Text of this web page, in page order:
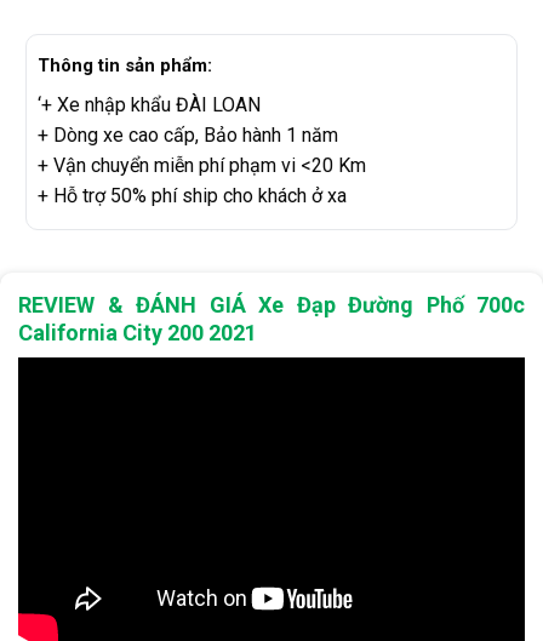
Thông tin sản phẩm:
‘+ Xe nhập khẩu ĐÀI LOAN
+ Dòng xe cao cấp, Bảo hành 1 năm
+ Vận chuyển miễn phí phạm vi <20 Km
+ Hỗ trợ 50% phí ship cho khách ở xa
REVIEW & ĐÁNH GIÁ Xe Đạp Đường Phố 700c
California City 200 2021